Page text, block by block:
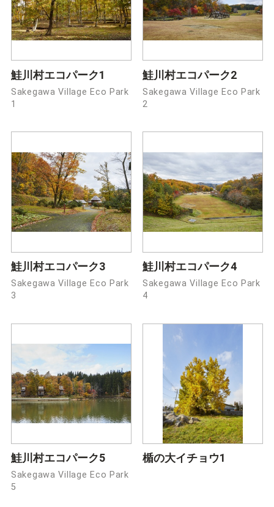
鮭川村エコパーク1
Sakegawa Village Eco Park
1
鮭川村エコパーク2
Sakegawa Village Eco Park
2
鮭川村エコパーク3
Sakegawa Village Eco Park
3
鮭川村エコパーク4
Sakegawa Village Eco Park
4
鮭川村エコパーク5
Sakegawa Village Eco Park
5
楯の大イチョウ1